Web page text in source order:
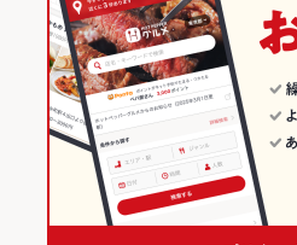
お子様連れ
お子様連れ歓迎 ：大人と同
ただける「キッズハンバー
す。
ウェディン
グパーティ
－
プライズ対
可